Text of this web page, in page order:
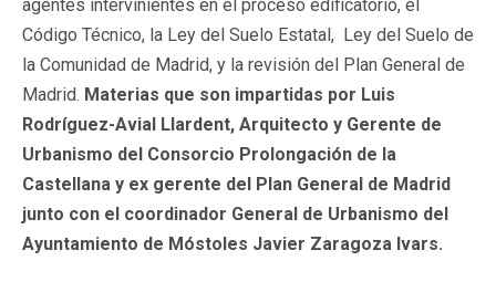
agentes intervinientes en el proceso edificatorio, el
Código Técnico, la Ley del Suelo Estatal, Ley del Suelo de
la Comunidad de Madrid, y la revisión del Plan General de
Madrid. Materias que son impartidas por Luis
Rodríguez-Avial Llardent, Arquitecto y Gerente de
Urbanismo del Consorcio Prolongación de la
Castellana y ex gerente del Plan General de Madrid
junto con el coordinador General de Urbanismo del
Ayuntamiento de Móstoles Javier Zaragoza Ivars.